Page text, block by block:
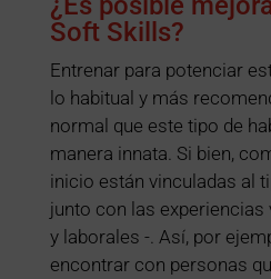
Soft Skills?
Entrenar para potenciar
lo habitual y más
normal que este tipo de
manera innata. Si bien,
inicio están vinculadas al
junto con las
y laborales -. Así, por
encontrar con personas